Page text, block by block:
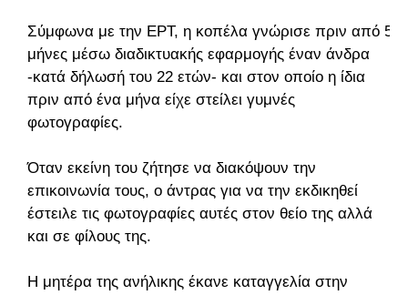
Σύμφωνα με την ΕΡΤ, η κοπέλα γνώρισε πριν από 5
μήνες μέσω διαδικτυακής εφαρμογής έναν άνδρα
-κατά δήλωσή του 22 ετών- και στον οποίο η ίδια
πριν από ένα μήνα είχε στείλει γυμνές
φωτογραφίες.
Όταν εκείνη του ζήτησε να διακόψουν την
επικοινωνία τους, ο άντρας για να την εκδικηθεί
έστειλε τις φωτογραφίες αυτές στον θείο της αλλά
και σε φίλους της.
Η μητέρα της ανήλικης έκανε καταγγελία στην